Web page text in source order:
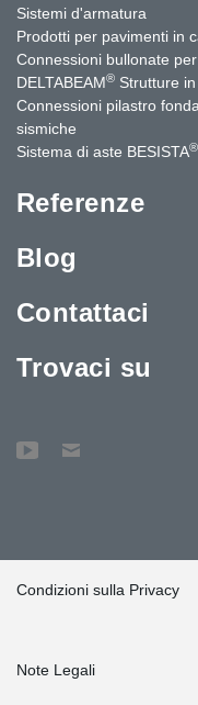
Sistemi d'armatura
Prodotti per pavimenti in
Connessioni bullonate
DELTABEAM® Strutture
Connessioni pilastro
sismiche
Sistema di aste BESISTA®
Referenze
Blog
Contattaci
Trovaci su
Condizioni sulla Privacy
Note Legali